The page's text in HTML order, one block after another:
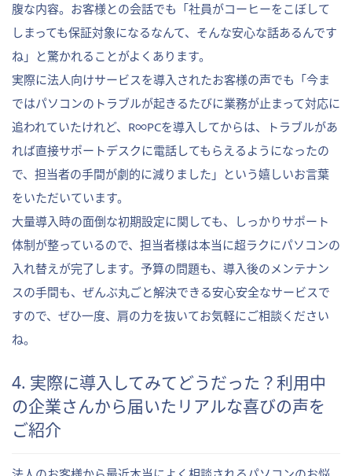
腹な内容。お客様との会話でも「社員がコーヒーをこぼして
しまっても保証対象になるなんて、そんな安心な話あるんです
ね」と驚かれることがよくあります。
実際に法人向けサービスを導入されたお客様の声でも「今ま
ではパソコンのトラブルが起きるたびに業務が止まって対応に
追われていたけれど、R∞PCを導入してからは、トラブルがあ
れば直接サポートデスクに電話してもらえるようになったの
で、担当者の手間が劇的に減りました」という嬉しいお言葉
をいただいています。
大量導入時の面倒な初期設定に関しても、しっかりサポート
体制が整っているので、担当者様は本当に超ラクにパソコンの
入れ替えが完了します。予算の問題も、導入後のメンテナン
スの手間も、ぜんぶ丸ごと解決できる安心安全なサービスで
すので、ぜひ一度、肩の力を抜いてお気軽にご相談ください
ね。
4. 実際に導入してみてどうだった？利用中
の企業さんから届いたリアルな喜びの声を
ご紹介